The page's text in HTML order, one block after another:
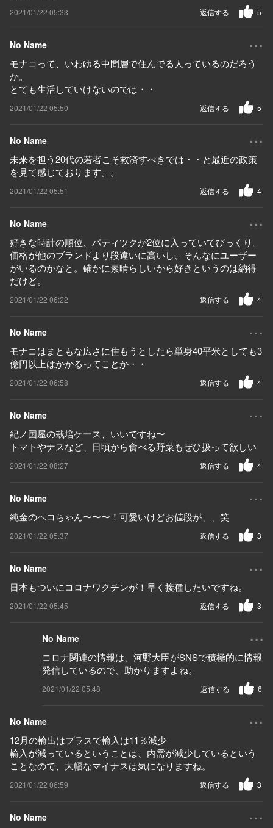
2021/01/22 05:33 5
返信する
No Name ...
モナコって、いわゆる中間層で住んでる人っているのだろう
か。
とても生活していけないのでは・・
2021/01/22 05:50 5
返信する
No Name ...
未来を担う20代の若者こそ救済すべきでは・・と最近の政策
を見て感じております。。
2021/01/22 05:51 4
返信する
No Name ...
好きな時計の順位、パティツクが2位に入っていてびっくり。
価格が他のブランドより段違いに高いし、そんなにユーザー
がいるのかなと。確かに素晴らしいから好きというのは納得
だけど。
2021/01/22 06:22 4
返信する
No Name ...
モナコはまともな広さに住もうとしたら単身40平米としても3
億円以上はかかるってことか・・
2021/01/22 06:58 4
返信する
No Name ...
紀ノ国屋の栽培ケース、いいですね〜
トマトやナスなど、日頃から食べる野菜もぜひ扱って欲しい
2021/01/22 08:27 4
返信する
No Name ...
純金のペコちゃん〜〜〜！可愛いけどお値段が、、笑
2021/01/22 05:37 3
返信する
No Name ...
日本もついにコロナワクチンが！早く接種したいですね。
2021/01/22 05:45 3
返信する
No Name ...
コロナ関連の情報は、河野大臣がSNSで積極的に情報
発信しているので、助かりますよね。
2021/01/22 05:48 6
返信する
No Name ...
12月の輸出はプラスで輸入は11％減少
輸入が減っているということは、内需が減少しているという
ことなので、大幅なマイナスは気になりますね。
2021/01/22 06:59 3
返信する
No Name ...